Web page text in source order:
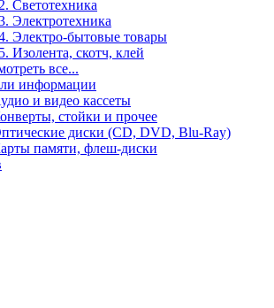
Светотехника
Электротехника
Электро-бытовые товары
Изолента, скотч, клей
все...
информации
и видео кассеты
стойки и прочее
диски (CD, DVD, Blu-Ray)
памяти, флеш-диски